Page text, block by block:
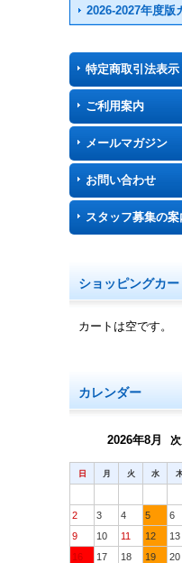
2026-2027年度版
特定商取引法表示
ご利用案内
メールマガジン
お問い合わせ
スタッフ募集の案
ショッピングカー
カートは空です。
カレンダー
2026年8月
日 月 火 水
2
3 4 5 6
9
10 11 12 13
16
17 18 19 20